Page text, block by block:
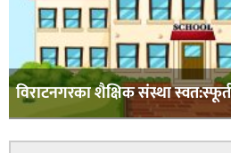
विराटनगरका शैक्षिक संस्था